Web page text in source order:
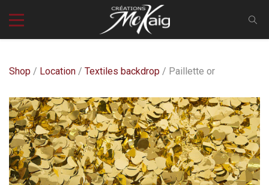
Shop / Location / Textiles backdrop / Paillette or